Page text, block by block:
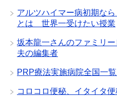
アルツハイマー病初期な
とは 世界一受けたい授業
坂本龍一さんのファミリ
夫の編集者
PRP療法実施病院全国
コロコロ便秘、イタイタ